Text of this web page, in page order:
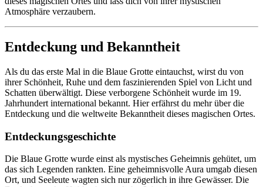
Atmosphäre verzaubern.
Entdeckung und Bekanntheit
Als du das erste Mal in die Blaue Grotte eintauchst, wirst du von
ihrer Schönheit, Ruhe und dem faszinierenden Spiel von Licht und
Schatten überwältigt. Diese verborgene Schönheit wurde im 19.
Jahrhundert international bekannt. Hier erfährst du mehr über die
Entdeckung und die weltweite Bekanntheit dieses magischen Ortes.
Entdeckungsgeschichte
Die Blaue Grotte wurde einst als mystisches Geheimnis gehütet, um
das sich Legenden rankten. Eine geheimnisvolle Aura umgab diesen
Ort, und Seeleute wagten sich nur zögerlich in ihre Gewässer. Die